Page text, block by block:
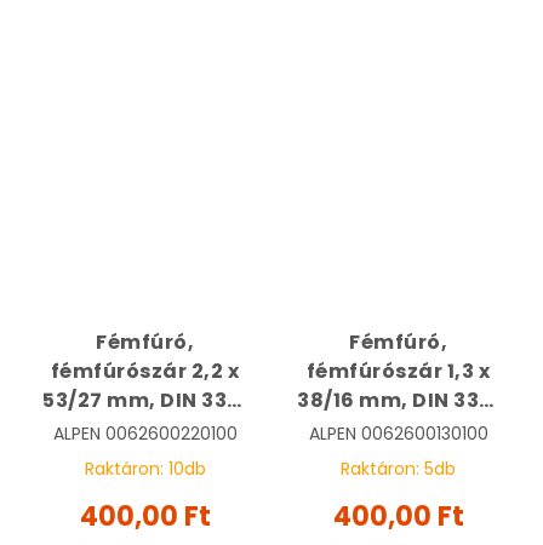
Fémfúró,
fémfúrószár 2,2 x
53/27 mm, DIN 338,
HSS, Sprint Master |
ALPEN
ALPEN 0062600220100
Raktáron: 10db
400,00 Ft
Fémfúró,
fémfúrószár 1,3 x
38/16 mm, DIN 338,
HSS, Sprint Master |
ALPEN
ALPEN 0062600130100
Raktáron: 5db
400,00 Ft